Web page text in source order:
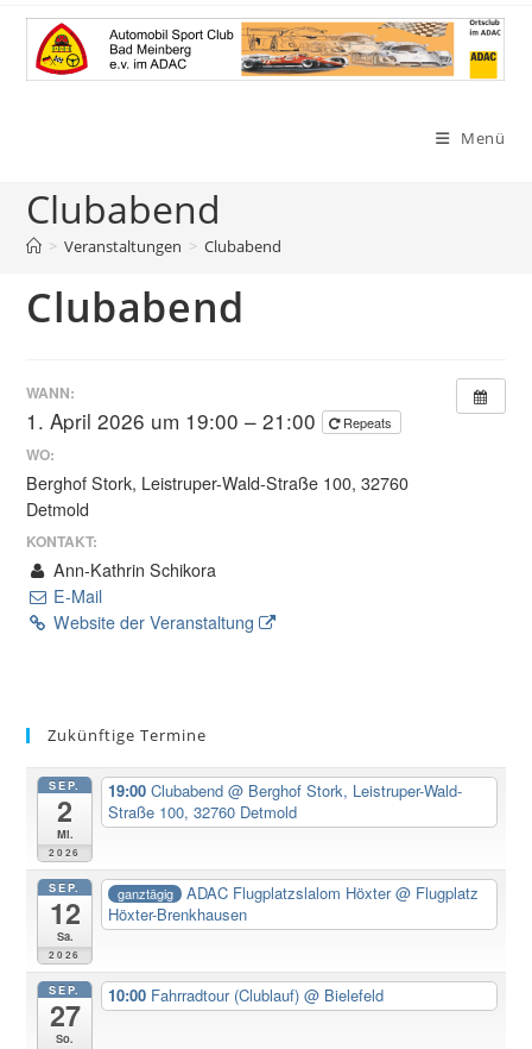
springen
Menü
Clubabend
> Veranstaltungen > Clubabend
Clubabend
WANN:
1. April 2026 um 19:00 – 21:00 Repeats
WO:
Berghof Stork, Leistruper-Wald-Straße 100, 32760
Detmold
KONTAKT:
Ann-Kathrin Schikora
E-Mail
Website der Veranstaltung
Zukünftige Termine
SEP.
2
Mi.
2026
19:00 Clubabend @ Berghof Stork, Leistruper-Wald-
Straße 100, 32760 Detmold
SEP.
12
Sa.
2026
ganztägig ADAC Flugplatzslalom Höxter@ Flugplatz
Höxter-Brenkhausen
SEP.
27
So.
10:00 Fahrradtour (Clublauf) @ Bielefeld